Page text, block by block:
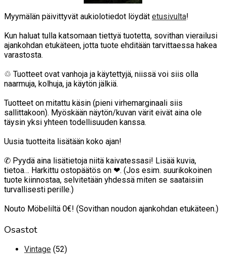
Myymälän päivittyvät aukiolotiedot löydät etusivulta!
Kun haluat tulla katsomaan tiettyä tuotetta, sovithan vierailusi
ajankohdan etukäteen, jotta tuote ehditään tarvittaessa hakea
varastosta.
♲ Tuotteet ovat vanhoja ja käytettyjä, niissä voi siis olla
naarmuja, kolhuja, ja käytön jälkiä.
Tuotteet on mitattu käsin (pieni virhemarginaali siis
sallittakoon). Myöskään näytön/kuvan värit eivät aina ole
täysin yksi yhteen todellisuuden kanssa.
Uusia tuotteita lisätään koko ajan!
✆ Pyydä aina lisätietoja niitä kaivatessasi! Lisää kuvia,
tietoa… Harkittu ostopäätös on ❤. (Jos esim. suurikokoinen
tuote kiinnostaa, selvitetään yhdessä miten se saataisiin
turvallisesti perille.)
Nouto Möbeliltä 0€! (Sovithan noudon ajankohdan etukäteen.)
Osastot
Vintage 5252